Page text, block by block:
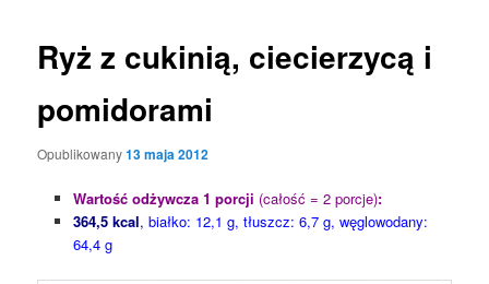
Ryż z cukinią, ciecierzycą i
pomidorami
Opublikowany13 maja 2012
Wartość odżywcza 1 porcji (całość = 2 porcje):
364,5 kcal, białko: 12,1 g, tłuszcz: 6,7 g, węglowodany:
64,4 g